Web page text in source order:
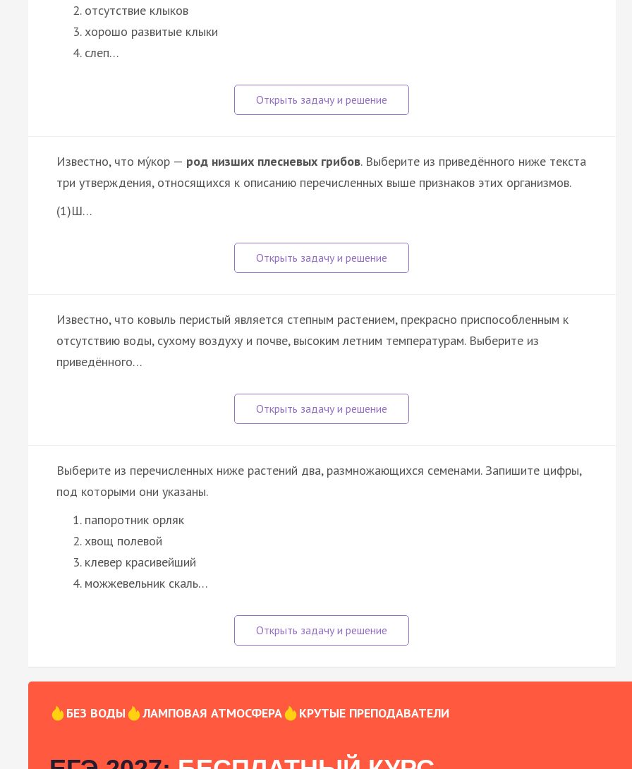
отсутствие клыков
хорошо развитые клыки
слеп…
Известно, что му́кор — род низших плесневых грибов. Выберите из приведённого ниже текста
три утверждения, относящихся к описанию перечисленных выше признаков этих организмов.
(1)Ш…
Известно, что ковыль перистый является степным растением, прекрасно приспособленным к
отсутствию воды, сухому воздуху и почве, высоким летним температурам. Выберите из
приведённого…
Выберите из перечисленных ниже растений два, размножающихся семенами. Запишите цифры,
под которыми они указаны.
папоротник орляк
хвощ полевой
клевер красивейший
можжевельник скаль…
БЕЗ ВОДЫ ЛАМПОВАЯ АТМОСФЕРА КРУТЫЕ ПРЕПОДАВАТЕЛИ